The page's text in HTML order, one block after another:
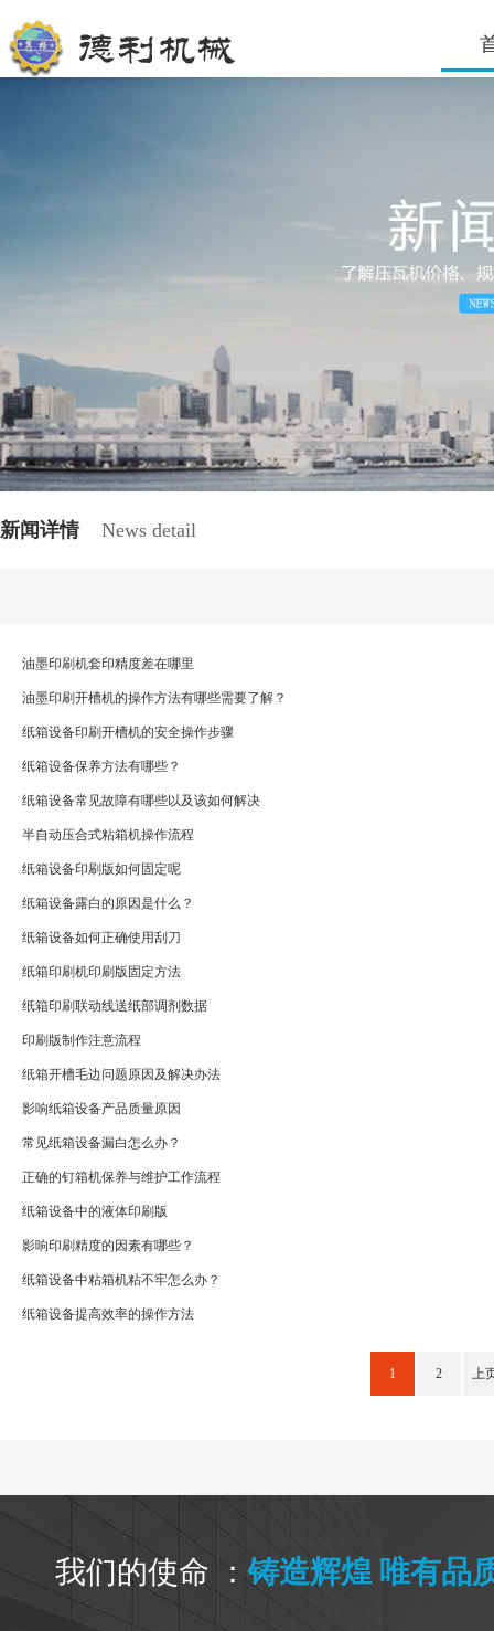
新闻详情 News detail
油墨印刷机套印精度差在哪里
油墨印刷开槽机的操作方法有哪些需要了解？
纸箱设备印刷开槽机的安全操作步骤
纸箱设备保养方法有哪些？
纸箱设备常见故障有哪些以及该如何解决
半自动压合式粘箱机操作流程
纸箱设备印刷版如何固定呢
纸箱设备露白的原因是什么？
纸箱设备如何正确使用刮刀
纸箱印刷机印刷版固定方法
纸箱印刷联动线送纸部调剂数据
印刷版制作注意流程
纸箱开槽毛边问题原因及解决办法
影响纸箱设备产品质量原因
常见纸箱设备漏白怎么办？
正确的钉箱机保养与维护工作流程
纸箱设备中的液体印刷版
影响印刷精度的因素有哪些？
纸箱设备中粘箱机粘不牢怎么办？
纸箱设备提高效率的操作方法
1 2 上
我们的使命 ：铸造辉煌 唯有品